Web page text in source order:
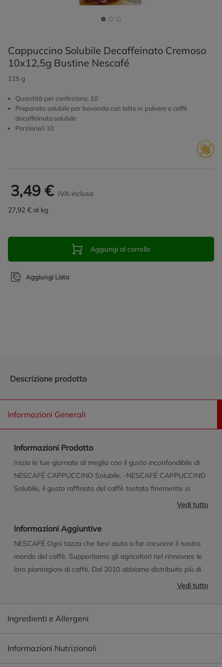
Cappuccino Solubile Decaffeinato Cremoso
10x12,5g Bustine Nescafé
125 g
Quantità per confezione: 10
Preparato solubile per bevanda con latte in polvere e caffè
decaffeinato solubile
Porzione/i 10
3,49 € IVA inclusa
27,92 € al kg
Aggiungi al carrello
Aggiungi Lista
Descrizione prodotto
Informazioni Generali
Informazioni Prodotto
Inizia le tue giornate al meglio con il gusto inconfondibile di
NESCAFÉ CAPPUCCINO Solubile. -NESCAFÉ CAPPUCCINO
Solubile, il gusto raffinato del caffè tostato finemente si
unisce alla vellutata schiume di latte, creando una cremosità
tostati singolarmente con cura -Naturalmente senza glutine -
Ogni tazza di NESCAFÉ contribuisce allo sforzo di tutte le
persone che lavorano per creare la prossima generazione di
varietà di caffè con l'obiettivo di migliorare il futuro dei
sito www.nescafe.it -Confezione riciclabile in cartoncino
contenente 10 pratiche bustine monodose da 12,5g (10
tazze) Con NESCAFÉ, trovi sempre il giusto caffè per ogni
espresso dopo pranzo o un ginseng nel pomeriggio: abbiamo
Vedi tutto
Informazioni Aggiuntive
NESCAFÉ Ogni tazza che bevi aiuta a far crescere il nostro
mondo del caffè. Supportiamo gli agricoltori nel rinnovare le
loro piantagioni di caffè. Dal 2010 abbiamo distribuito più di
290 milioni di piantine di caffè più resistenti. #Nescafeplan
Vedi tutto
Ingredienti e Allergeni
Informazioni Nutrizionali